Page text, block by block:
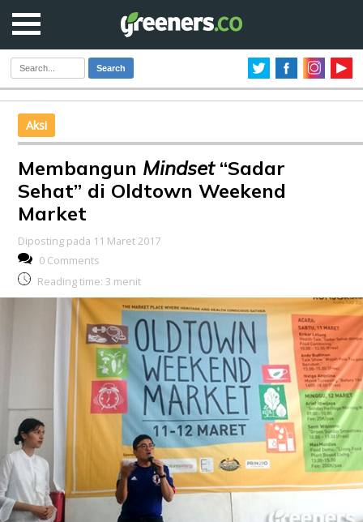
Search
Aksi
Membangun Mindset“Sadar
Sehat” di Oldtown Weekend
Market
Diposting pada 11 Maret 2017
0 Comments
Reading time: 3 menit